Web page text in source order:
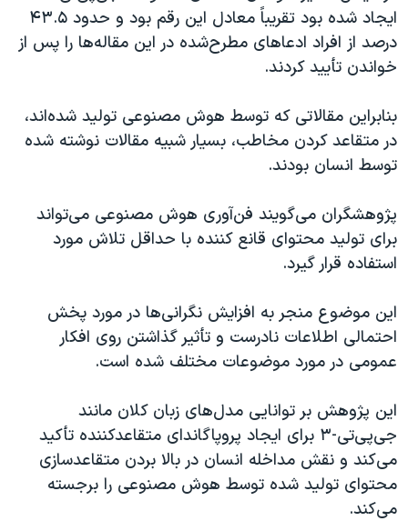
ایجاد شده بود تقریباً معادل این رقم بود و حدود ۴۳.۵
درصد از افراد ادعاهای مطرح‌شده در این مقاله‌ها را پس از
خواندن تأیید کردند.
بنابراین مقالاتی که توسط هوش مصنوعی تولید شده‌اند،
در متقاعد کردن مخاطب، بسیار شبیه مقالات نوشته شده
توسط انسان بودند.
پژوهشگران می‌گویند فن‌آوری هوش مصنوعی می‌تواند
برای تولید محتوای قانع کننده با حداقل تلاش مورد
استفاده قرار گیرد.
این موضوع منجر به افزایش نگرانی‌ها در مورد پخش
احتمالی اطلاعات نادرست و تأثیر گذاشتن روی افکار
عمومی در مورد موضوعات مختلف شده است.
این پژوهش بر توانایی مدل‌های زبان کلان مانند
جی‌پی‌تی-۳ برای ایجاد پروپاگاندای متقاعدکننده تأکید
می‌کند و نقش مداخله انسان در بالا بردن متقاعدسازی
محتوای تولید شده توسط هوش مصنوعی را برجسته
می‌کند.